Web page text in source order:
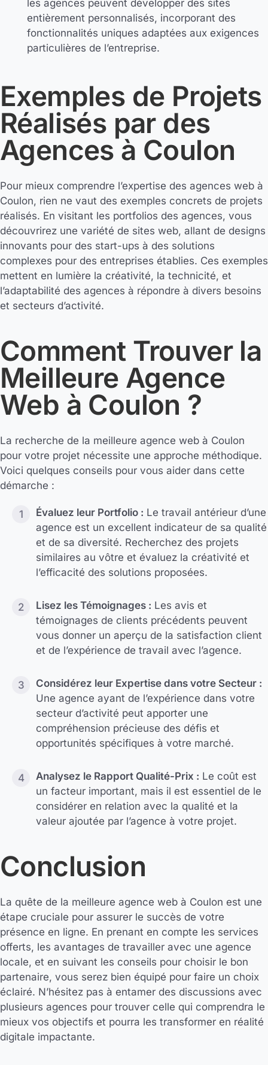
les agences peuvent développer des sites
entièrement personnalisés, incorporant des
fonctionnalités uniques adaptées aux exigences
particulières de l’entreprise.
Exemples de Projets
Réalisés par des
Agences à Coulon
Pour mieux comprendre l’expertise des agences web à
Coulon, rien ne vaut des exemples concrets de projets
réalisés. En visitant les portfolios des agences, vous
découvrirez une variété de sites web, allant de designs
innovants pour des start-ups à des solutions
complexes pour des entreprises établies. Ces exemples
mettent en lumière la créativité, la technicité, et
l’adaptabilité des agences à répondre à divers besoins
et secteurs d’activité.
Comment Trouver la
Meilleure Agence
Web à Coulon ?
La recherche de la meilleure agence web à Coulon
pour votre projet nécessite une approche méthodique.
Voici quelques conseils pour vous aider dans cette
démarche :
Évaluez leur Portfolio : Le travail antérieur d’une
agence est un excellent indicateur de sa qualité
et de sa diversité. Recherchez des projets
similaires au vôtre et évaluez la créativité et
l’efficacité des solutions proposées.
Lisez les Témoignages : Les avis et
témoignages de clients précédents peuvent
vous donner un aperçu de la satisfaction client
et de l’expérience de travail avec l’agence.
Considérez leur Expertise dans votre Secteur :
Une agence ayant de l’expérience dans votre
secteur d’activité peut apporter une
compréhension précieuse des défis et
opportunités spécifiques à votre marché.
Analysez le Rapport Qualité-Prix : Le coût est
un facteur important, mais il est essentiel de le
considérer en relation avec la qualité et la
valeur ajoutée par l’agence à votre projet.
Conclusion
La quête de la meilleure agence web à Coulon est une
étape cruciale pour assurer le succès de votre
présence en ligne. En prenant en compte les services
offerts, les avantages de travailler avec une agence
locale, et en suivant les conseils pour choisir le bon
partenaire, vous serez bien équipé pour faire un choix
éclairé. N’hésitez pas à entamer des discussions avec
plusieurs agences pour trouver celle qui comprendra le
mieux vos objectifs et pourra les transformer en réalité
digitale impactante.